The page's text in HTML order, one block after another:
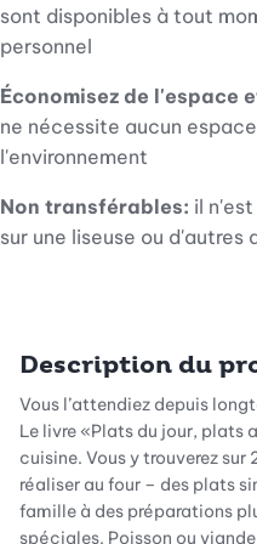
sont disponibles à tout
personnel
Économisez de l'espace
ne nécessite aucun
l'environnement
Non transférables: il
sur une liseuse ou d'autres
Description du
Vous l’attendiez depuis
Le livre «Plats du jour, plats
cuisine. Vous y trouverez
réaliser au four – des plats
famille à des préparations
spéciales. Poisson ou